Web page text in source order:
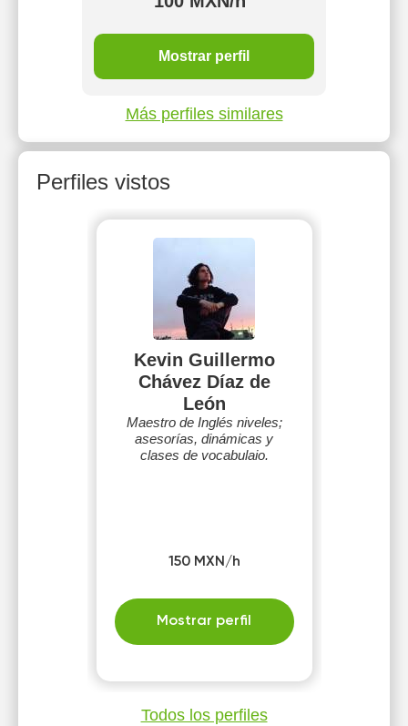
Mostrar perfil
Más perfiles similares
Perfiles vistos
Kevin Guillermo
Chávez Díaz de
León
Maestro de Inglés niveles;
asesorías, dinámicas y
clases de vocabulaio.
150 MXN/h
Mostrar perfil
Todos los perfiles